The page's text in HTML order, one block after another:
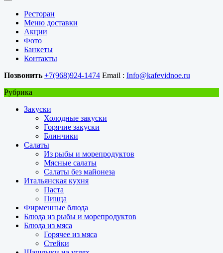
Ресторан
Меню доставки
Акции
Фото
Банкеты
Контакты
Позвонить +7(968)924-1474 Email : Info@kafevidnoe.ru
Рубрика
Закуски
Холодные закуски
Горячие закуски
Блинчики
Салаты
Из рыбы и морепродуктов
Мясные салаты
Салаты без майонеза
Итальянская кухня
Паста
Пицца
Фирменные блюда
Блюда из рыбы и морепродуктов
Блюда из мяса
Горячее из мяса
Стейки